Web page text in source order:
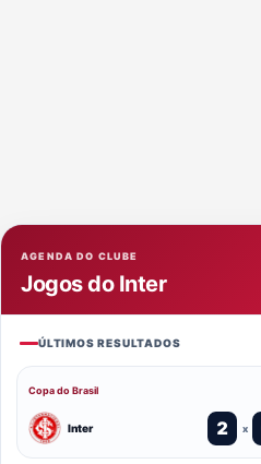
AGENDA DO CLUBE
Jogos do Inter
ÚLTIMOS RESULTADOS
Copa do Brasil
Inter 2 x